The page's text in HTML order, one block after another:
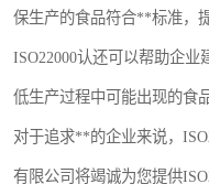
保生产的食品符合**标准，
ISO22000认还可以帮助企
低生产过程中可能出现的食
对于追求**的企业来说，
有限公司将竭诚为您提供